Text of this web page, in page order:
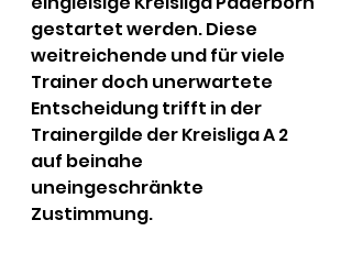
gestartet werden. Diese
weitreichende und für viele
Trainer doch unerwartete
Entscheidung trifft in der
Trainergilde der Kreisliga A 2
auf beinahe
uneingeschränkte
Zustimmung.